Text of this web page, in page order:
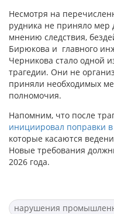
Несмотря на
рудника не приняло мер
мнению следствия,
Бирюкова и главного
Черникова стало одной
трагедии. Они не
приняли необходимых
полномочия.
Напомним, что после
инициировал поправки
которые касаются
Новые требования
2026 года.
нарушения